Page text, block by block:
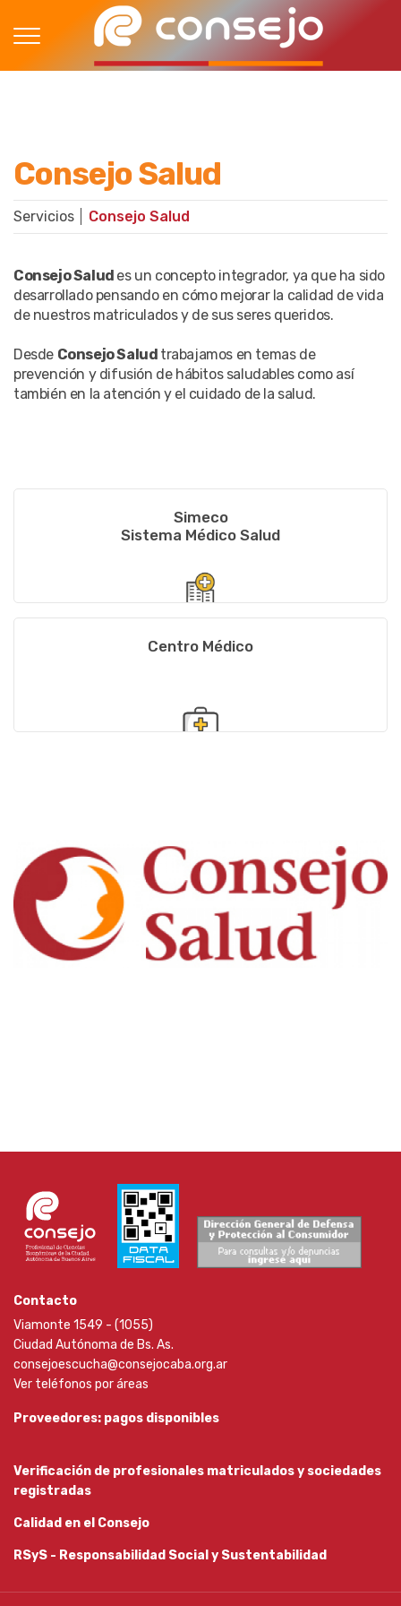
Consejo Salud
Servicios Consejo Salud
Consejo Salud es un concepto integrador, ya que ha sido
desarrollado pensando en cómo mejorar la calidad de vida
de nuestros matriculados y de sus seres queridos.
Desde Consejo Salud trabajamos en temas de
prevención y difusión de hábitos saludables como así
también en la atención y el cuidado de la salud.
Simeco
Sistema Médico Salud
Centro Médico
Contacto
Viamonte 1549 - (1055)
Ciudad Autónoma de Bs. As.
consejoescucha@consejocaba.org.ar
Ver teléfonos por áreas
Proveedores: pagos disponibles
Verificación de profesionales matriculados y sociedades
registradas
Calidad en el Consejo
RSyS - Responsabilidad Social y Sustentabilidad